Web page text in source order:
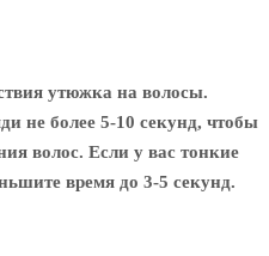
утюжка на волосы.
не более 5-10 секунд, чтобы
волос. Если у вас тонкие
время до 3-5 секунд.